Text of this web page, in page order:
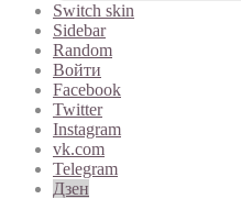
Switch skin
Sidebar
Random
Войти
Facebook
Twitter
Instagram
vk.com
Telegram
Дзен